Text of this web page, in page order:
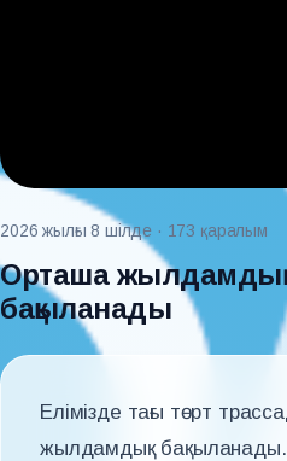
2026 жылғы 8 шілде · 173 қаралым
Орташа жылдамдық
бақыланады
Елімізде тағы төрт
жылдамдық